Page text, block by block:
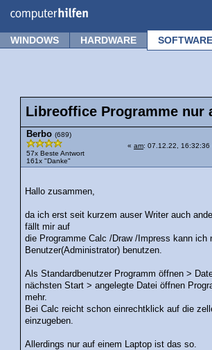
WINDOWS HARDWARE SOFTWARE
Libreoffice Programme nur
Berbo (689)
57x Beste Antwort
161x "Danke"
« am: 07.12.22, 16:32:36
Hallo zusammen,
da ich erst seit kurzem auser Writer auch
fällt mir auf
die Programme Calc /Draw /Impress kann ich
Benutzer(Administrator) benutzen.
Als Standardbenutzer Programm öffnen >
nächsten Start > angelegte Datei öffnen
mehr.
Bei Calc reicht schon einrechtklick auf die
einzugeben.
Allerdings nur auf einem Laptop ist das so.